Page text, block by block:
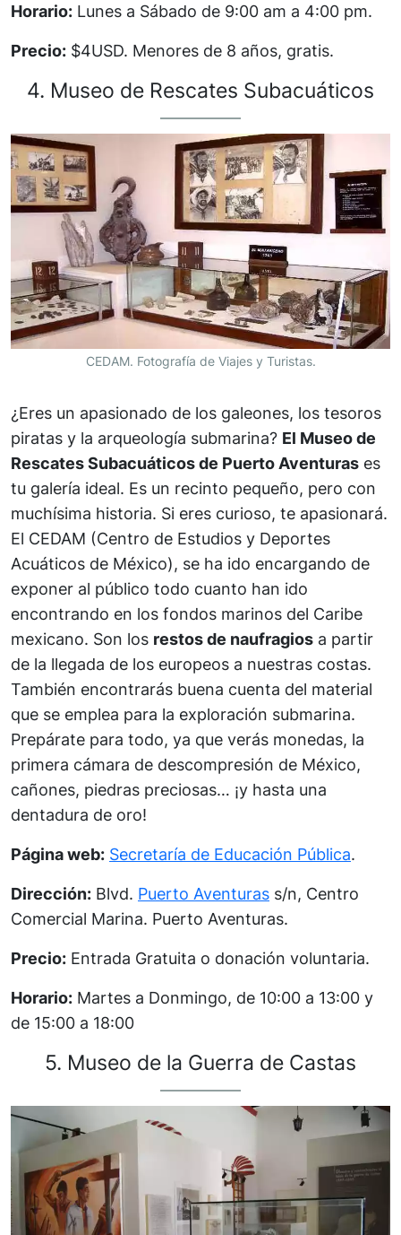
Horario: Lunes a Sábado de 9:00 am a 4:00 pm.
Precio: $4USD. Menores de 8 años, gratis.
4. Museo de Rescates Subacuáticos
CEDAM. Fotografía de Viajes y Turistas.
¿Eres un apasionado de los galeones, los tesoros
piratas y la arqueología submarina? El Museo de
Rescates Subacuáticos de Puerto Aventuras es
tu galería ideal. Es un recinto pequeño, pero con
muchísima historia. Si eres curioso, te apasionará.
El CEDAM (Centro de Estudios y Deportes
Acuáticos de México), se ha ido encargando de
exponer al público todo cuanto han ido
encontrando en los fondos marinos del Caribe
mexicano. Son los restos de naufragios a partir
de la llegada de los europeos a nuestras costas.
También encontrarás buena cuenta del material
que se emplea para la exploración submarina.
Prepárate para todo, ya que verás monedas, la
primera cámara de descompresión de México,
cañones, piedras preciosas… ¡y hasta una
dentadura de oro!
Página web: Secretaría de Educación Pública.
Dirección: Blvd. Puerto Aventuras s/n, Centro
Comercial Marina. Puerto Aventuras.
Precio: Entrada Gratuita o donación voluntaria.
Horario: Martes a Donmingo, de 10:00 a 13:00 y
de 15:00 a 18:00
5. Museo de la Guerra de Castas